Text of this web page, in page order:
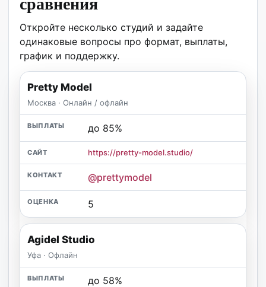
Откройте несколько студий и задайте
одинаковые вопросы про формат, выплаты,
график и поддержку.
Pretty Model
Москва · Онлайн / офлайн
до 85%
https://pretty-model.studio/
@prettymodel
5
Agidel Studio
Уфа · Офлайн
до 58%